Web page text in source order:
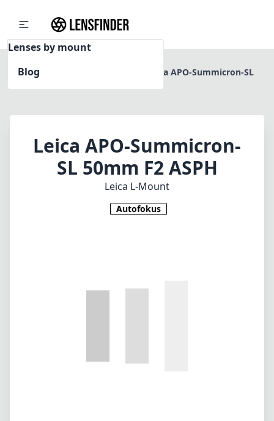
Lenses by mount
Blog
Home
Leica APO-Summicron-SL
Leica APO-Summicron-
SL 50mm F2 ASPH
Leica L-Mount
Autofokus
ist ein bemerkenswertes Objektiv, das die